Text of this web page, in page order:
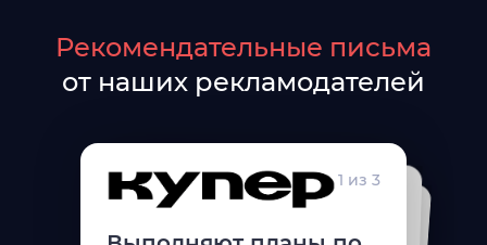
Рекомендательные письма
от наших рекламодателей
1 из 3